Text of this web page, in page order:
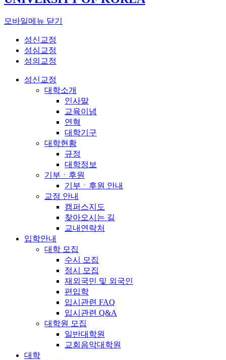
모바일메뉴 닫기
성신교정
성심교정
성의교정
성신교정
대학소개
인사말
교육이념
연혁
대학기구
대학현황
규정
대학정보
기부ㆍ후원
기부ㆍ후원 안내
교정 안내
캠퍼스지도
찾아오시는 길
교내연락처
입학안내
대학 모집
수시 모집
정시 모집
재외국민 및 외국인
편입학
입시관련 FAQ
입시관련 Q&A
대학원 모집
일반대학원
교회음악대학원
대학